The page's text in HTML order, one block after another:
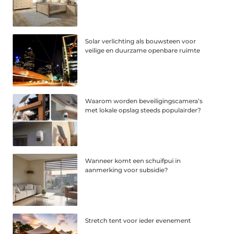
Solar verlichting als bouwsteen voor
veilige en duurzame openbare ruimte
Waarom worden beveiligingscamera’s
met lokale opslag steeds populairder?
Wanneer komt een schuifpui in
aanmerking voor subsidie?
Stretch tent voor ieder evenement